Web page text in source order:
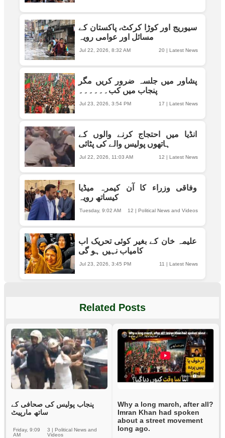
سیوریج اور کوڑا کرکٹ، پاکستان کے
مسائل اور عوامی رویہ
20 | Latest News
Jul 22, 2026, 8:32 AM
پشاور میں جلسہ ضرور کریں مگر
پنجاب میں کب۔۔۔۔۔۔
17 | Latest News
Jul 23, 2026, 3:54 PM
انڈیا میں احتجاج کرنے والوں کے
ہاتھوں پولیس والے کی پٹائی
12 | Latest News
Jul 22, 2026, 11:03 AM
وفاقی وزراء کا آن کیمرہ میڈیا
کیساتھ رویہ
12 | Political News and Videos
Tuesday, 9:02 AM
علیمہ خان کے بغیر کوئی تحریک اب
کامیاب نہیں ہو گی
11 | Latest News
Jul 23, 2026, 3:45 PM
Related Posts
پنجاب پولیس کی صحافی کے
ساتھ مارپیٹ
3 | Political News and
Videos
Friday, 9:09
AM
Why a long march, after all?
Imran Khan had spoken
about a street movement
long ago.